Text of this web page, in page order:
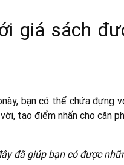
giá sách
bạn có thể chứa đựng
tạo điểm nhấn cho căn
đã giúp bạn có được